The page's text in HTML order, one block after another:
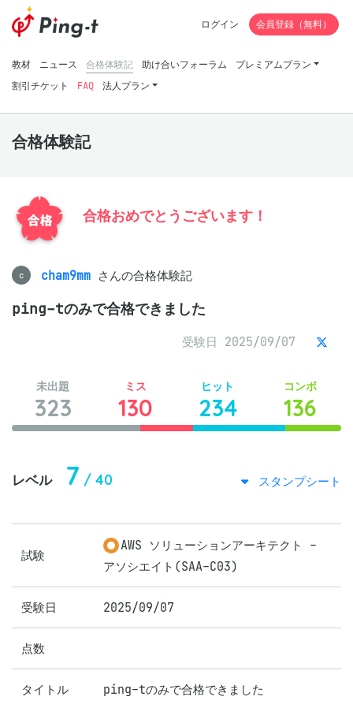
教材 ニュース 合格体験記 助け合いフォーラム
プレミアムプラン
割引チケット
FAQ 法人プラン
ログイン 会員登録（無料）
合格体験記
合格おめでとうございます！
c cham9mm さんの合格体験記
ping-tのみで合格できました
受験日 2025/09/07
未出題
323
ミス
130
ヒット
234
コンボ
136
レベル 7 / 40 スタンプシート
試験
AWS ソリューションアーキテクト -
アソシエイト(SAA-C03)
受験日 2025/09/07
点数
タイトル ping-tのみで合格できました